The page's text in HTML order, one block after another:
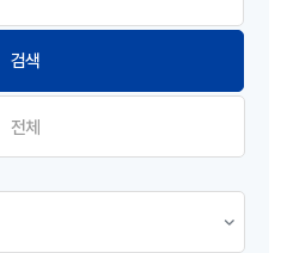
전체